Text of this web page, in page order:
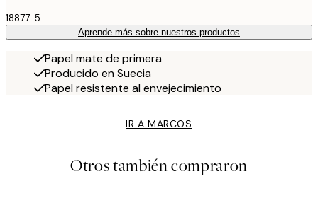
18877-5
Aprende más sobre nuestros productos
Papel mate de primera
Producido en Suecia
Papel resistente al envejecimiento
IR A MARCOS
Otros también compraron